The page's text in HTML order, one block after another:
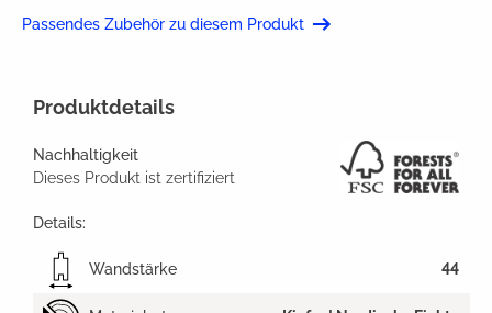
Passendes Zubehör zu diesem Produkt
Produktdetails
Nachhaltigkeit
Dieses Produkt ist zertifiziert
Details:
Wandstärke 44